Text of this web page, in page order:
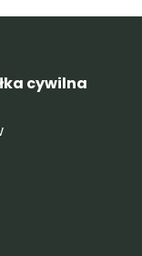
cywilna